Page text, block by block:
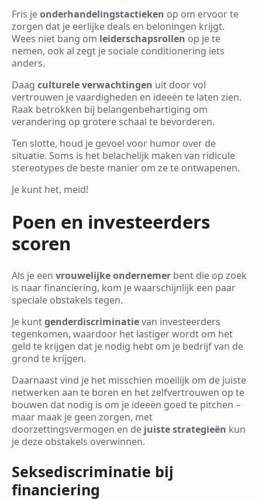
Fris jeonderhandelingstactieken op om ervoor te
zorgen dat je eerlijke deals en beloningen krijgt.
Wees niet bang om leiderschapsrollen op je te
nemen, ook al zegt je sociale conditionering iets
anders.
Daag culturele verwachtingen uit door vol
vertrouwen je vaardigheden en ideeën te laten zien.
Raak betrokken bij belangenbehartiging om
verandering op grotere schaal te bevorderen.
Ten slotte, houd je gevoel voor humor over de
situatie. Soms is het belachelijk maken van ridicule
stereotypes de beste manier om ze te ontwapenen.
Je kunt het, meid!
Poen en investeerders
scoren
Als je een vrouwelijke ondernemer bent die op zoek
is naar financiering, kom je waarschijnlijk een paar
speciale obstakels tegen.
Je kuntgenderdiscriminatievan investeerders
tegenkomen, waardoor het lastiger wordt om het
geld te krijgen dat je nodig hebt om je bedrijf van de
grond te krijgen.
Daarnaast vind je het misschien moeilijk om de juiste
netwerken aan te boren en het zelfvertrouwen op te
bouwen dat nodig is om je ideeën goed te pitchen –
maar maak je geen zorgen, met
doorzettingsvermogen en de juiste strategieën kun
je deze obstakels overwinnen.
Seksediscriminatie bij
financiering